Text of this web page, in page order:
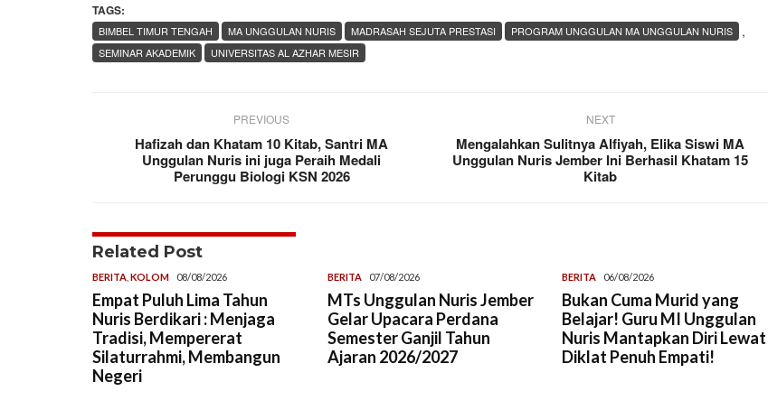
TAGS:
,
BIMBEL TIMUR TENGAH MA UNGGULAN NURIS MADRASAH SEJUTA PRESTASI
PROGRAM UNGGULAN MA UNGGULAN NURIS
SEMINAR AKADEMIK
UNIVERSITAS AL AZHAR MESIR
PREVIOUS
Hafizah dan Khatam 10 Kitab, Santri MA
Unggulan Nuris ini juga Peraih Medali
Perunggu Biologi KSN 2026
NEXT
Mengalahkan Sulitnya Alfiyah, Elika Siswi MA
Unggulan Nuris Jember Ini Berhasil Khatam 15
Kitab
Related Post
BERITA KOLOM 08/08/2026
Empat Puluh Lima Tahun
Nuris Berdikari : Menjaga
Tradisi, Mempererat
Silaturrahmi, Membangun
Negeri
BERITA 07/08/2026
MTs Unggulan Nuris Jember
Gelar Upacara Perdana
Semester Ganjil Tahun
Ajaran 2026/2027
BERITA 06/08/2026
Bukan Cuma Murid yang
Belajar! Guru MI Unggulan
Nuris Mantapkan Diri Lewat
Diklat Penuh Empati!